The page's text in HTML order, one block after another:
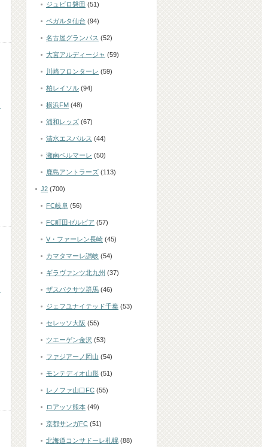
ジュビロ磐田 (51)
ベガルタ仙台 (94)
名古屋グランパス (52)
大宮アルディージャ (59)
川崎フロンターレ (59)
柏レイソル (94)
横浜FM (48)
浦和レッズ (67)
清水エスパルス (44)
湘南ベルマーレ (50)
鹿島アントラーズ (113)
J2 (700)
FC岐阜 (56)
FC町田ゼルビア (57)
V・ファーレン長崎 (45)
カマタマーレ讃岐 (54)
ギラヴァンツ北九州 (37)
ザスパクサツ群馬 (46)
ジェフユナイテッド千葉 (53)
セレッソ大阪 (55)
ツエーゲン金沢 (53)
ファジアーノ岡山 (54)
モンテディオ山形 (51)
レノファ山口FC (55)
ロアッソ熊本 (49)
京都サンガFC (51)
北海道コンサドーレ札幌 (88)